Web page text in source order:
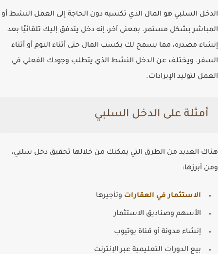
الدخل السلبي هو المال الذي تكسبه دون الحاجة إلى العمل النشط أو
المباشر بشكل مستمر. بمعنى آخر، إنه دخل يتدفق إليك تلقائيًا بعد
إنشاء مصدره، مما يسمح لك بكسب المال حتى أثناء النوم أو أثناء
السفر. ويختلف عن الدخل النشط الذي يتطلب وجودك الفعلي في
العمل لتوليد الإيرادات.
أمثلة على الدخل السلبي
هناك العديد من الطرق التي يمكنك من خلالها تحقيق دخل سلبي،
ومن أبرزها:
الاستثمار في العقارات وتأجيرها
الأسهم وصناديق الاستثمار
إنشاء مدونة أو قناة يوتيوب
بيع الدورات التعليمية عبر الإنترنت